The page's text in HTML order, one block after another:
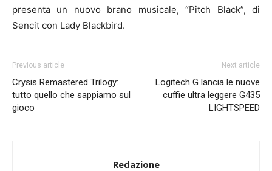
presenta un nuovo brano musicale, “Pitch Black”, di
Sencit con Lady Blackbird.
Previous article
Crysis Remastered Trilogy:
tutto quello che sappiamo sul
gioco
Next article
Logitech G lancia le nuove
cuffie ultra leggere G435
LIGHTSPEED
Redazione